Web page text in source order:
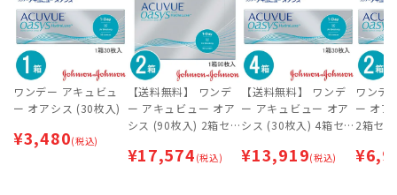
ワンデー アキュビュ
ー オアシス (30枚入)
¥3,480(税込)
【送料無料】 ワンデ
ー アキュビュー オア
シス (90枚入) 2箱セ
¥17,574 (税込)
【送料無料】 ワンデ
ー アキュビュー オア
シス (30枚入) 4箱セ
¥13,919(税込)
ワンデ
ー オア
2箱セ
¥